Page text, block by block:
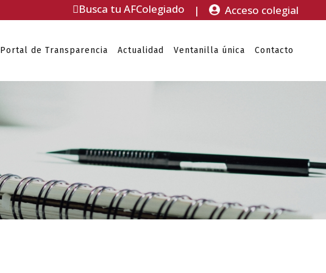
Busca tu AFColegiado | Acceso colegial
Portal de Transparencia Actualidad Ventanilla única Contacto